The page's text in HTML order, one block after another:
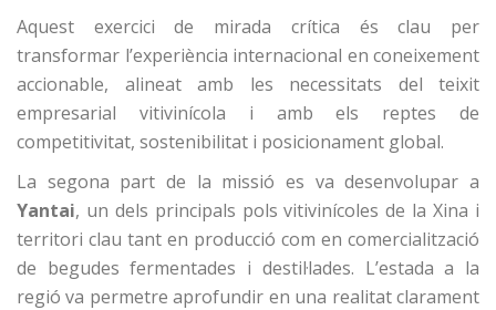
Aquest exercici de mirada crítica és clau per
transformar l’experiència internacional en coneixement
accionable, alineat amb les necessitats del teixit
empresarial vitivinícola i amb els reptes de
competitivitat, sostenibilitat i posicionament global.
La segona part de la missió es va desenvolupar a
Yantai, un dels principals pols vitivinícoles de la Xina i
territori clau tant en producció com en comercialització
de begudes fermentades i destil·lades. L’estada a la
regió va permetre aprofundir en una realitat clarament